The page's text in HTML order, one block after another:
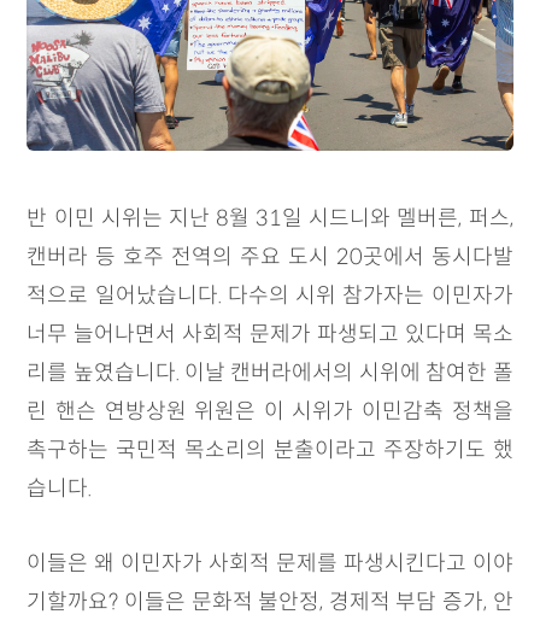
반 이민 시위는 지난 8월 31일 시드니와 멜버른, 퍼스,
캔버라 등 호주 전역의 주요 도시 20곳에서 동시다발
적으로 일어났습니다. 다수의 시위 참가자는 이민자가
너무 늘어나면서 사회적 문제가 파생되고 있다며 목소
리를 높였습니다. 이날 캔버라에서의 시위에 참여한 폴
린 핸슨 연방상원 위원은 이 시위가 이민감축 정책을
촉구하는 국민적 목소리의 분출이라고 주장하기도 했
습니다.
이들은 왜 이민자가 사회적 문제를 파생시킨다고 이야
기할까요? 이들은 문화적 불안정, 경제적 부담 증가, 안